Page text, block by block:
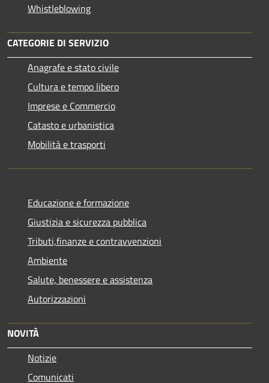
Whistleblowing
CATEGORIE DI SERVIZIO
Anagrafe e stato civile
Cultura e tempo libero
Imprese e Commercio
Catasto e urbanistica
Mobilità e trasporti
Educazione e formazione
Giustizia e sicurezza pubblica
Tributi,finanze e contravvenzioni
Ambiente
Salute, benessere e assistenza
Autorizzazioni
NOVITÀ
Notizie
Comunicati